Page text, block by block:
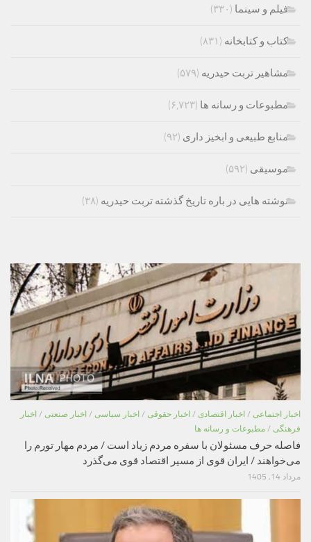
فیلم و سینما (۳۳۰)
کتاب و کتابخانه (۸۳۱)
مشاهیر تربت حیدریه (۵۷۹)
مطبوعات و رسانه ها (۶,۷۲۳)
منابع طبیعی و ابخیز داری (۹۲)
موسیقی (۵۹۲)
نوشته هایی در باره تاریخ گذشته تربت حیدریه (۳۸)
اخبار اجتماعی / اخبار اقتصادی / اخبار حقوقی / اخبار سیاسی / اخبار صنعتی / اخبار
فرهنگی / مطبوعات و رسانه ها
فاصله حرف مسئولان با سفره مردم زیاد است / مردم مهار تورم را
می‌خواهند / ایران قوی از مسیر اقتصاد قوی می‌گذرد
مرداد 14, 1405